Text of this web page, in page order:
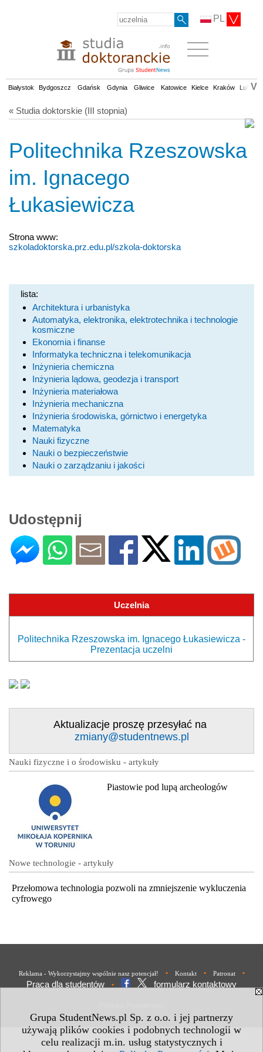
Grupa StudentNews.pl Sp. z o.o. i jej partnerzy
używają plików cookies i podobnych technologii w
celu realizacji m.in. usług statystycznych i
PL
Białystok Bydgoszcz Gdańsk Gdynia Gliwice Katowice Kielce Kraków Lublin
V
« Studia doktorskie (III stopnia)
Politechnika Rzeszowska
im. Ignacego
Łukasiewicza
Strona www:
szkoladoktorska.prz.edu.pl/szkola-doktorska
lista:
Architektura i urbanistyka
Automatyka, elektronika, elektrotechnika i technologie
kosmiczne
Ekonomia i finanse
Informatyka techniczna i telekomunikacja
Inżynieria chemiczna
Inżynieria lądowa, geodezja i transport
Inżynieria materiałowa
Inżynieria mechaniczna
Inżynieria środowiska, górnictwo i energetyka
Matematyka
Nauki fizyczne
Nauki o bezpieczeństwie
Nauki o zarządzaniu i jakości
Udostępnij
Uczelnia
Politechnika Rzeszowska im. Ignacego Łukasiewicza -
Prezentacja uczelni
Aktualizacje proszę przesyłać na
zmiany@studentnews.pl
Nauki fizyczne i o środowisku - artykuły
Piastowie pod lupą archeologów
Nowe technologie - artykuły
Przełomowa technologia pozwoli na zmniejszenie wykluczenia
cyfrowego
Reklama - Wykorzystajmy wspólnie nasz potencjał! • Kontakt • Patronat •
Praca dla studentów • formularz kontaktowy